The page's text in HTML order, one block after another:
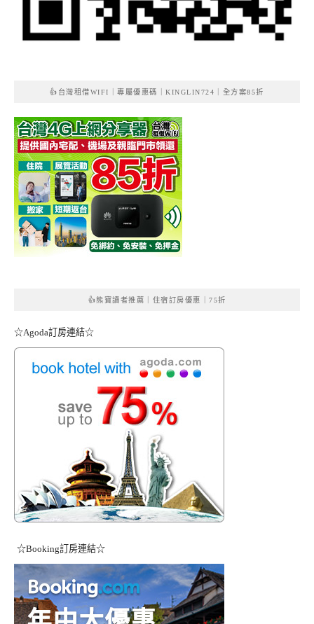
👍台灣租借WIFI｜專屬優惠碼｜KINGLIN724｜全方案85折
👍熊寶讀者推薦｜住宿訂房優惠｜75折
☆Agoda訂房連結☆
☆Booking訂房連結☆